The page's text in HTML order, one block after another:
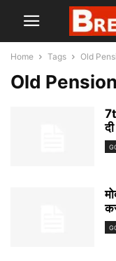
Home Tags Old
Old